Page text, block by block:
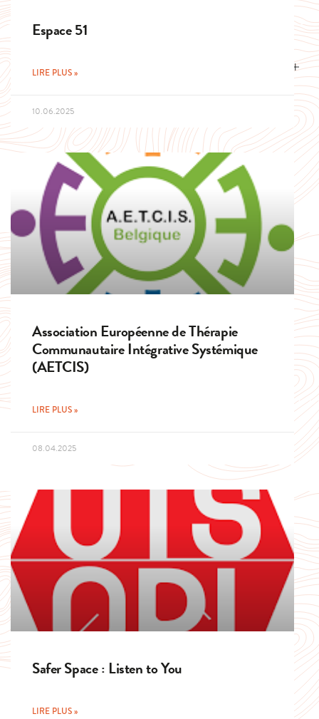
Espace 51
LIRE PLUS »
10.06.2025
Association Européenne de Thérapie
Communautaire Intégrative Systémique
(AETCIS)
LIRE PLUS »
08.04.2025
Safer Space : Listen to You
LIRE PLUS »